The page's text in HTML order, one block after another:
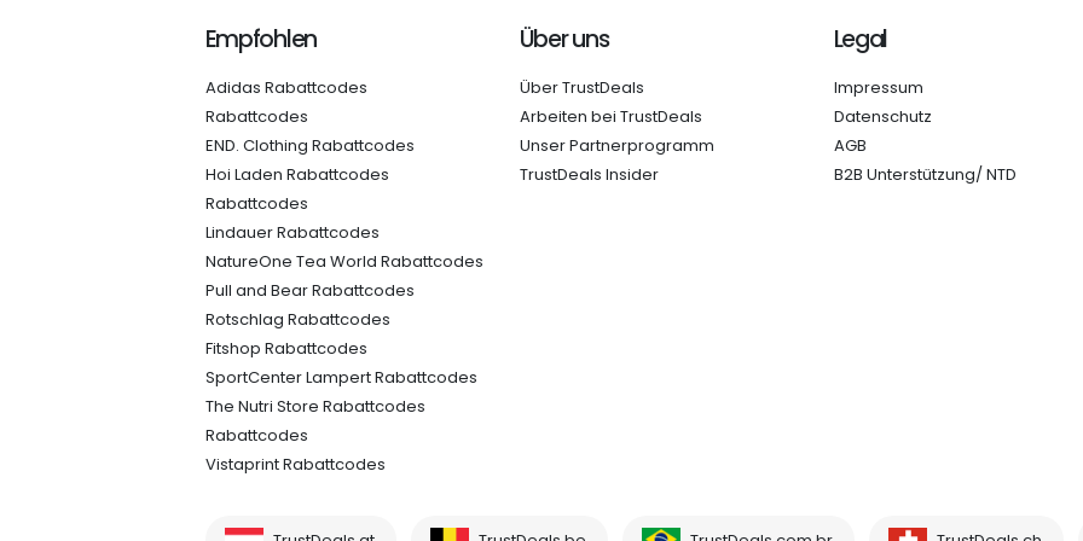
Empfohlen
Adidas Rabattcodes
Rabattcodes
END. Clothing Rabattcodes
Hoi Laden Rabattcodes
Rabattcodes
Lindauer Rabattcodes
NatureOne Tea World Rabattcodes
Pull and Bear Rabattcodes
Rotschlag Rabattcodes
Fitshop Rabattcodes
SportCenter Lampert Rabattcodes
The Nutri Store Rabattcodes
Rabattcodes
Vistaprint Rabattcodes
Über uns
Über TrustDeals
Arbeiten bei TrustDeals
Unser Partnerprogramm
TrustDeals Insider
Legal
Impressum
Datenschutz
AGB
B2B Unterstützung/ NTD